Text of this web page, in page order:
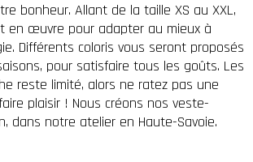
bonheur. Allant de la taille XS au XXL,
en œuvre pour adapter au mieux à
Différents coloris vous seront proposés
pour satisfaire tous les goûts. Les
reste limité, alors ne ratez pas une
plaisir ! Nous créons nos veste-
dans notre atelier en Haute-Savoie.